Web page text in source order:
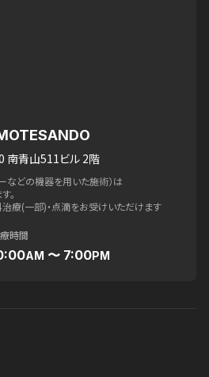
南青山511ビル 2階
などの機器を用いた施術）は
。
療(一部)・点滴をお受けいただけます
時間
AM 〜 7:00PM